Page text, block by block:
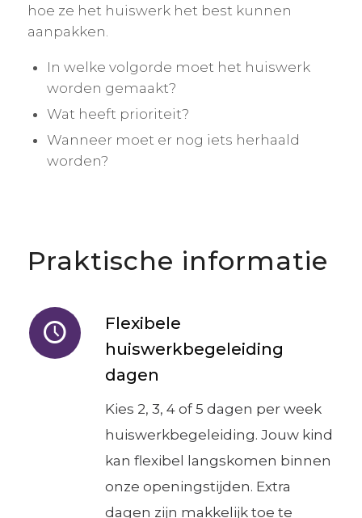
hoe ze het huiswerk het best kunnen
aanpakken.
In welke volgorde moet het huiswerk
worden gemaakt?
Wat heeft prioriteit?
Wanneer moet er nog iets herhaald
worden?
Praktische informatie
Flexibele
huiswerkbegeleiding
dagen
Kies 2, 3, 4 of 5 dagen per week
huiswerkbegeleiding. Jouw kind
kan flexibel langskomen binnen
onze openingstijden. Extra
dagen zijn makkelijk toe te